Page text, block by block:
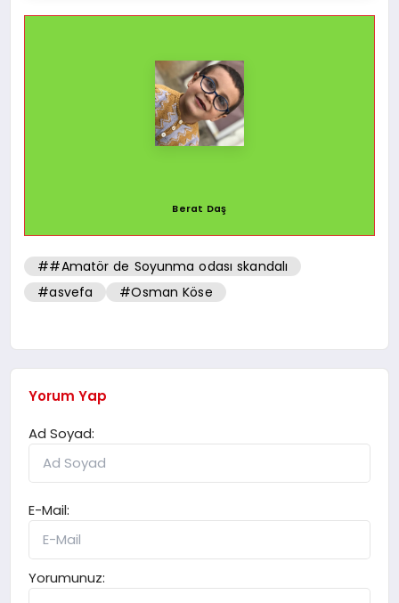
Berat Daş
##Amatör de Soyunma odası skandalı
#asvefa
#Osman Köse
Yorum Yap
Ad Soyad:
E-Mail:
Yorumunuz: